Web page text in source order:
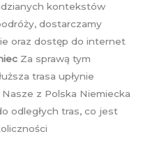
kontekstów
dostarczamy
oraz dostęp do internet
Za sprawą tym
trasa upłynie
z Polska Niemiecka
odległych tras, co jest